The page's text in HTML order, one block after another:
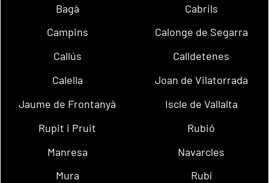
Bagà
Cabrils
Campins
Calonge de Segarra
Callús
Calldetenes
Calella
Joan de Vilatorrada
Jaume de Frontanyà
Iscle de Vallalta
Rupit i Pruit
Rubió
Manresa
Navarcles
Mura
Rubí